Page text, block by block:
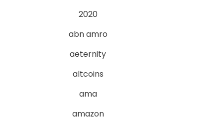
2020
abn amro
aeternity
altcoins
ama
amazon